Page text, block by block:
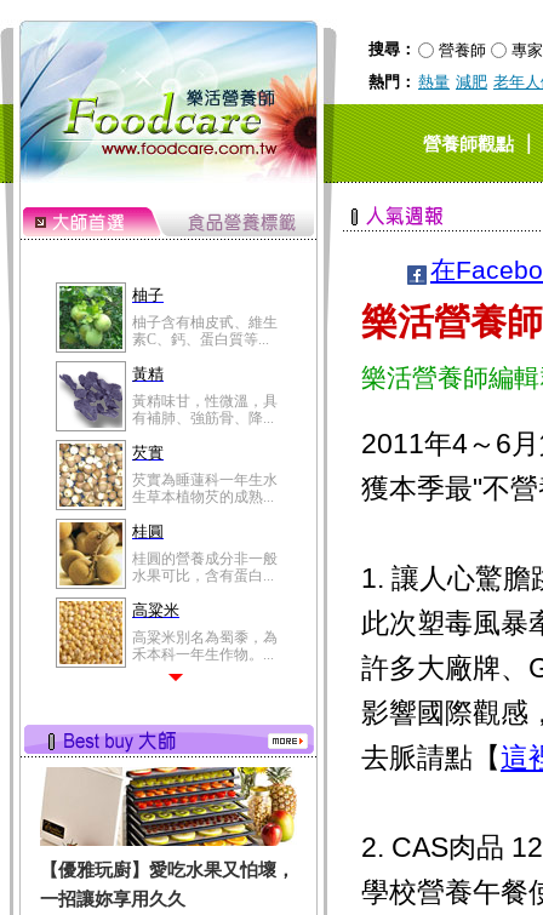
搜尋： 營養師
專家
熱門： 熱量 減肥 老年
營養師觀點｜
柚子
柚子含有柚皮甙、維生
素C、鈣、蛋白質等...
黃精
黃精味甘，性微溫，具
有補肺、強筋骨、降...
芡實
芡實為睡蓮科一年生水
生草本植物芡的成熟...
桂圓
桂圓的營養成分非一般
水果可比，含有蛋白...
高粱米
高粱米別名為蜀黍，為
禾本科一年生作物。...
有蛋白質、脂肪、磷...
鮪魚
鮪魚肚肉中的不飽和脂
肪酸內富含EPA和DH...
韭菜
韭菜所含的膳食纖維能
幫助消化與通便；揮...
【優雅玩廚】愛吃水果又怕壞，
一招讓妳享用久久
在
樂活營養
樂活營養師編
2011年4～6
獲本季最"不
1. 讓人心驚膽
此次塑毒風暴
許多大廠牌、
影響國際觀感
去脈請點【這
2. CAS肉品
學校營養午餐